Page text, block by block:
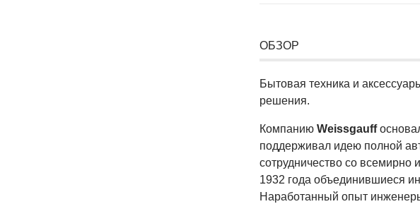
ОБЗОР
Бытовая техника и
решения.
Компанию Weissgauff
поддерживал идею полной
сотрудничество со всемирно
1932 года объединившиеся
Наработанный опыт